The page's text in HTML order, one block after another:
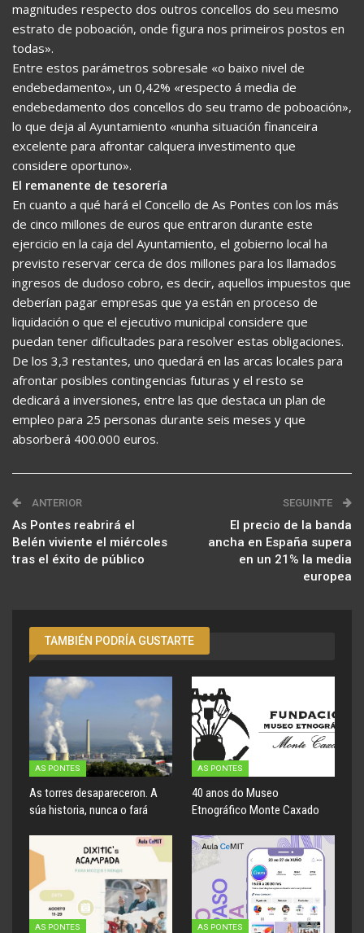
magnitudes respecto dos outros concellos do seu mesmo
estrato de poboación, onde figura nos primeiros postos en
todas».
Entre estos parámetros sobresale «o baixo nivel de
endebedamento», un 0,42% «respecto á media de
endebedamento dos concellos do seu tramo de poboación»,
lo que deja al Ayuntamiento «nunha situación financeira
excelente para afrontar calquera investimento que
considere oportuno».
El remanente de tesorería
En cuanto a qué hará el Concello de As Pontes con los más
de cinco millones de euros que entraron durante este
ejercicio en la caja del Ayuntamiento, el gobierno local ha
previsto reservar cerca de dos millones para los llamados
ingresos de dudoso cobro, es decir, aquellos impuestos que
deberían pagar empresas que ya están en proceso de
liquidación o que el ejecutivo municipal considere que
puedan tener dificultades para resolver estas obligaciones.
De los 3,3 restantes, uno quedará en las arcas locales para
afrontar posibles contingencias futuras y el resto se
dedicará a inversiones, entre las que destaca un plan de
empleo para 25 personas durante seis meses y que
absorberá 400.000 euros.
ANTERIOR
As Pontes reabrirá el
Belén viviente el miércoles
tras el éxito de público
SEGUINTE
El precio de la banda
ancha en España supera
en un 21% la media
europea
TAMBIÉN PODRÍA GUSTARTE
AS PONTES
As torres desapareceron. A
súa historia, nunca o fará
AS PONTES
40 anos do Museo
Etnográfico Monte Caxado
AS PONTES AS PONTES